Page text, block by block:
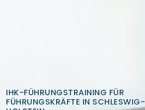
IHK-FÜHRUNGSTRAINING FÜR
FÜHRUNGSKRÄFTE IN SCHLESWIG-